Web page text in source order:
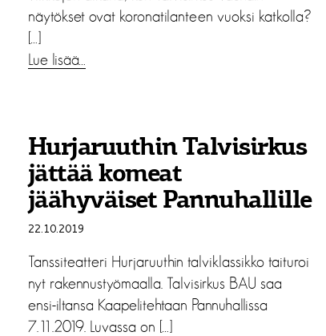
näytökset ovat koronatilanteen vuoksi katkolla?
[…]
Lue lisää…
Hurjaruuthin Talvisirkus
jättää komeat
jäähyväiset Pannuhallille
22.10.2019
Tanssiteatteri Hurjaruuthin talviklassikko taituroi
nyt rakennustyömaalla. Talvisirkus BAU saa
ensi-iltansa Kaapelitehtaan Pannuhallissa
7.11.2019. Luvassa on […]